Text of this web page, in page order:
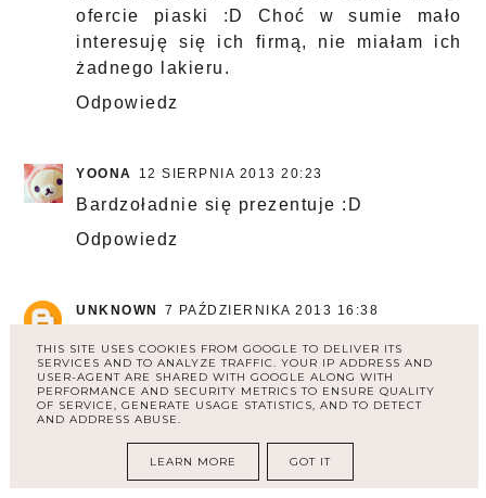
ofercie piaski :D Choć w sumie mało
interesuję się ich firmą, nie miałam ich
żadnego lakieru.
Odpowiedz
YOONA 12 SIERPNIA 2013 20:23
Bardzoładnie się prezentuje :D
Odpowiedz
UNKNOWN 7 PAŹDZIERNIKA 2013 16:38
Piękny kolorek. Mam podobny, ale z
golden rose.
Odpowiedz
THIS SITE USES COOKIES FROM GOOGLE TO DELIVER ITS
SERVICES AND TO ANALYZE TRAFFIC. YOUR IP ADDRESS AND
USER-AGENT ARE SHARED WITH GOOGLE ALONG WITH
PERFORMANCE AND SECURITY METRICS TO ENSURE QUALITY
OF SERVICE, GENERATE USAGE STATISTICS, AND TO DETECT
AND ADDRESS ABUSE.
LEARN MORE GOT IT